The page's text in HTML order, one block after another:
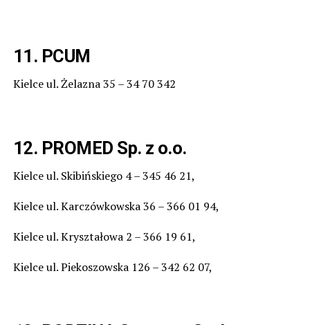
11. PCUM
Kielce ul. Żelazna 35 – 34 70 342
12. PROMED Sp. z o.o.
Kielce ul. Skibińskiego 4 – 345 46 21,
Kielce ul. Karczówkowska 36 – 366 01 94,
Kielce ul. Kryształowa 2 – 366 19 61,
Kielce ul. Piekoszowska 126 – 342 62 07,